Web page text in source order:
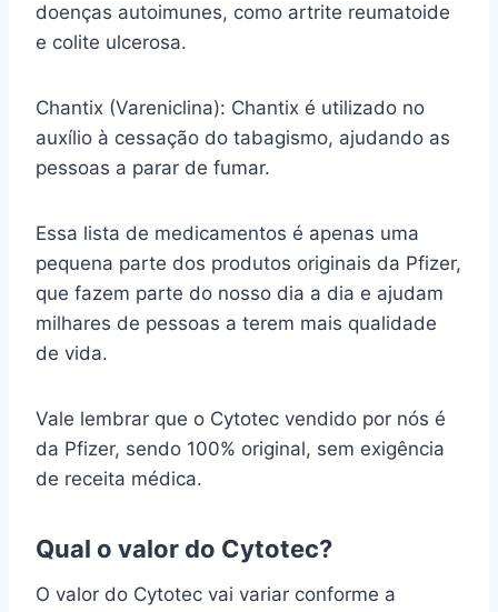
doenças autoimunes, como artrite reumatoide
e colite ulcerosa.
Chantix (Vareniclina): Chantix é utilizado no
auxílio à cessação do tabagismo, ajudando as
pessoas a parar de fumar.
Essa lista de medicamentos é apenas uma
pequena parte dos produtos originais da Pfizer,
que fazem parte do nosso dia a dia e ajudam
milhares de pessoas a terem mais qualidade
de vida.
Vale lembrar que o Cytotec vendido por nós é
da Pfizer, sendo 100% original, sem exigência
de receita médica.
Qual o valor do Cytotec?
O valor do Cytotec vai variar conforme a